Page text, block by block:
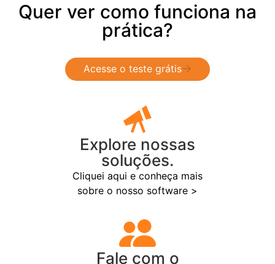
Quer ver como funciona na
prática?
Acesse o teste grátis
Explore nossas
soluções.
Cliquei aqui e conheça mais
sobre o nosso software >
Fale com o